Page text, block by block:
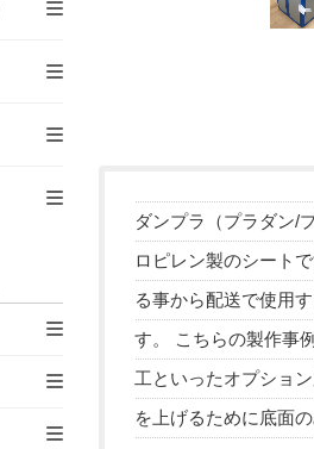
ダンプラ（プラダン/
ロピレン製のシート
る事から配送で使用
す。 こちらの製作事
工といったオプショ
を上げるために底面